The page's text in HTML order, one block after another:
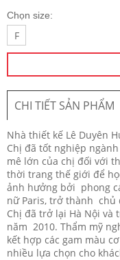
Chọn size:
F
CHI TIẾT SẢN PHẨM
Nhà thiết kế Lê Duyên
Chị đã tốt nghiệp
mê lớn của chị đối với
thời trang thế giới để
ảnh hưởng bởi phong
nữ Paris, trở thành chủ
Chị đã trở lại Hà Nội
năm 2010. Thẩm mỹ
kết hợp các gam màu
nhiều lựa chọn cho